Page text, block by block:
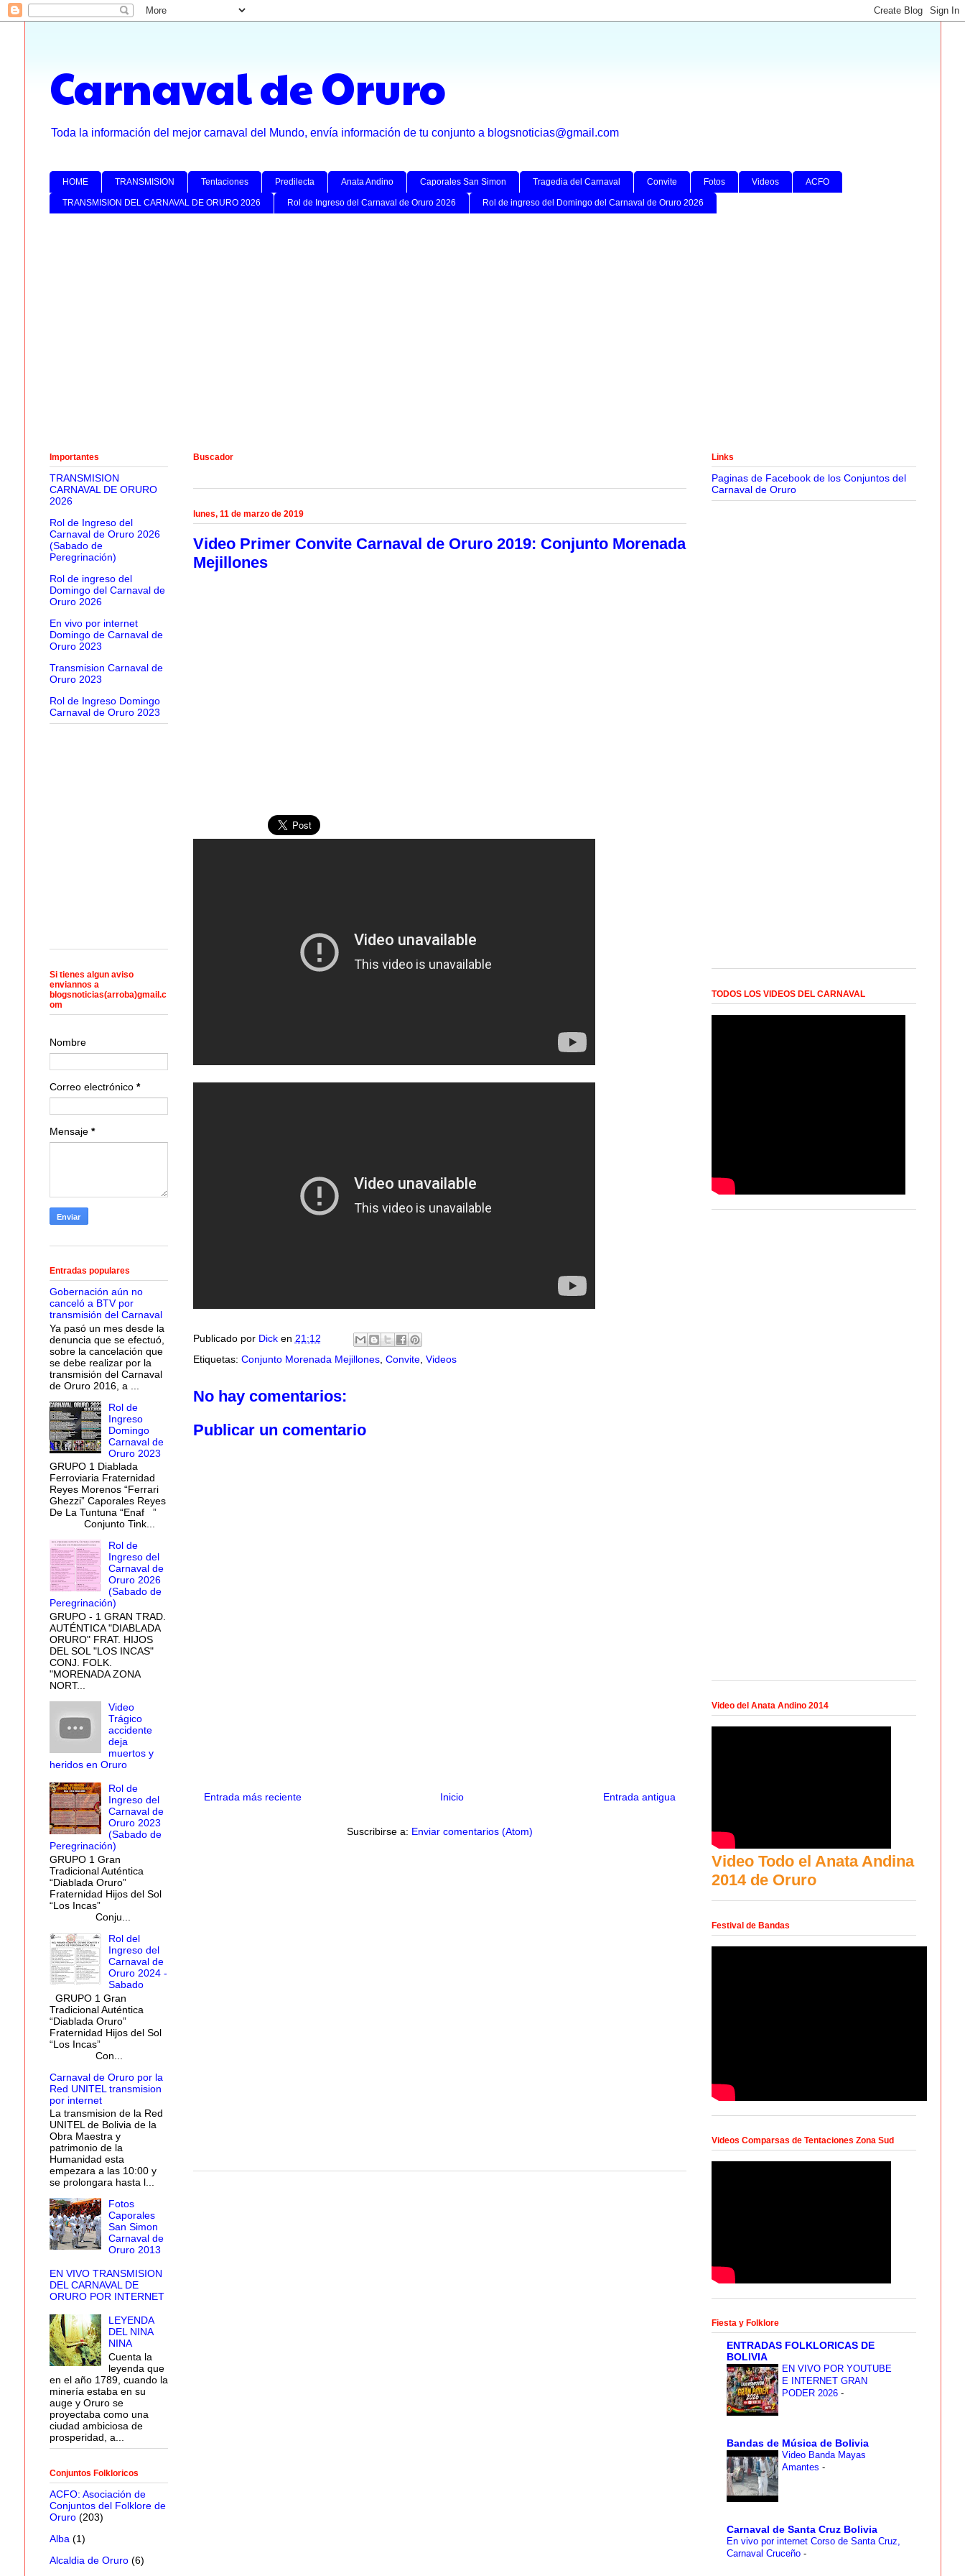
Carnaval de Oruro
Toda la información del mejor carnaval del Mundo, envía información de tu conjunto a blogsnoticias@gmail.com
HOME TRANSMISION Tentaciones Predilecta Anata Andino Caporales San Simon Tragedia del Carnaval Convite Fotos Videos ACFO
TRANSMISION DEL CARNAVAL DE ORURO 2026 Rol de Ingreso del Carnaval de Oruro 2026 Rol de ingreso del Domingo del Carnaval de Oruro 2026
Buscador
lunes, 11 de marzo de 2019
Video Primer Convite Carnaval de Oruro 2019: Conjunto Morenada
Mejillones
Publicado por Dick en 21:12
Etiquetas: Conjunto Morenada Mejillones, Convite, Videos
No hay comentarios:
Publicar un comentario
Entrada más reciente Entrada antigua
Inicio
Suscribirse a: Enviar comentarios (Atom)
Importantes
TRANSMISION
CARNAVAL DE ORURO
2026
Rol de Ingreso del
Carnaval de Oruro 2026
(Sabado de
Peregrinación)
Rol de ingreso del
Domingo del Carnaval de
Oruro 2026
En vivo por internet
Domingo de Carnaval de
Oruro 2023
Transmision Carnaval de
Oruro 2023
Rol de Ingreso Domingo
Carnaval de Oruro 2023
Si tienes algun aviso
enviannos a
blogsnoticias(arroba)gmail.c
om
Nombre
Correo electrónico *
Mensaje *
Entradas populares
Gobernación aún no
canceló a BTV por
transmisión del Carnaval
Ya pasó un mes desde la
denuncia que se efectuó,
sobre la cancelación que
se debe realizar por la
transmisión del Carnaval
de Oruro 2016, a ...
Rol de
Ingreso
Domingo
Carnaval de
Oruro 2023
GRUPO 1 Diablada
Ferroviaria Fraternidad
Reyes Morenos “Ferrari
Ghezzi” Caporales Reyes
De La Tuntuna “Enaf ”
Conjunto Tink...
Rol de
Ingreso del
Carnaval de
Oruro 2026
(Sabado de
Peregrinación)
GRUPO - 1 GRAN TRAD.
AUTÉNTICA "DIABLADA
ORURO" FRAT. HIJOS
DEL SOL "LOS INCAS"
CONJ. FOLK.
"MORENADA ZONA
NORT...
Video
Trágico
accidente
deja
muertos y
heridos en Oruro
Rol de
Ingreso del
Carnaval de
Oruro 2023
(Sabado de
Peregrinación)
GRUPO 1 Gran
Tradicional Auténtica
“Diablada Oruro”
Fraternidad Hijos del Sol
“Los Incas”
Conju...
Rol del
Ingreso del
Carnaval de
Oruro 2024 -
Sabado
GRUPO 1 Gran
Tradicional Auténtica
“Diablada Oruro”
Fraternidad Hijos del Sol
“Los Incas”
Con...
Carnaval de Oruro por la
Red UNITEL transmision
por internet
La transmision de la Red
UNITEL de Bolivia de la
Obra Maestra y
patrimonio de la
Humanidad esta
empezara a las 10:00 y
se prolongara hasta l...
Fotos
Caporales
San Simon
Carnaval de
Oruro 2013
EN VIVO TRANSMISION
DEL CARNAVAL DE
ORURO POR INTERNET
LEYENDA
DEL NINA
NINA
Cuenta la
leyenda que
en el año 1789, cuando la
minería estaba en su
auge y Oruro se
proyectaba como una
ciudad ambiciosa de
prosperidad, a...
Conjuntos Folkloricos
ACFO: Asociación de
Conjuntos del Folklore de
Oruro (203)
Alba (1)
Alcaldia de Oruro (6)
Links
Paginas de Facebook de los Conjuntos del
Carnaval de Oruro
TODOS LOS VIDEOS DEL CARNAVAL
Video del Anata Andino 2014
Video Todo el Anata Andina
2014 de Oruro
Festival de Bandas
Videos Comparsas de Tentaciones Zona Sud
Fiesta y Folklore
ENTRADAS FOLKLORICAS DE
BOLIVIA
EN VIVO POR YOUTUBE
E INTERNET GRAN
PODER 2026 -
Bandas de Música de Bolivia
Video Banda Mayas
Amantes -
Carnaval de Santa Cruz Bolivia
En vivo por internet Corso de Santa Cruz,
Carnaval Cruceño -